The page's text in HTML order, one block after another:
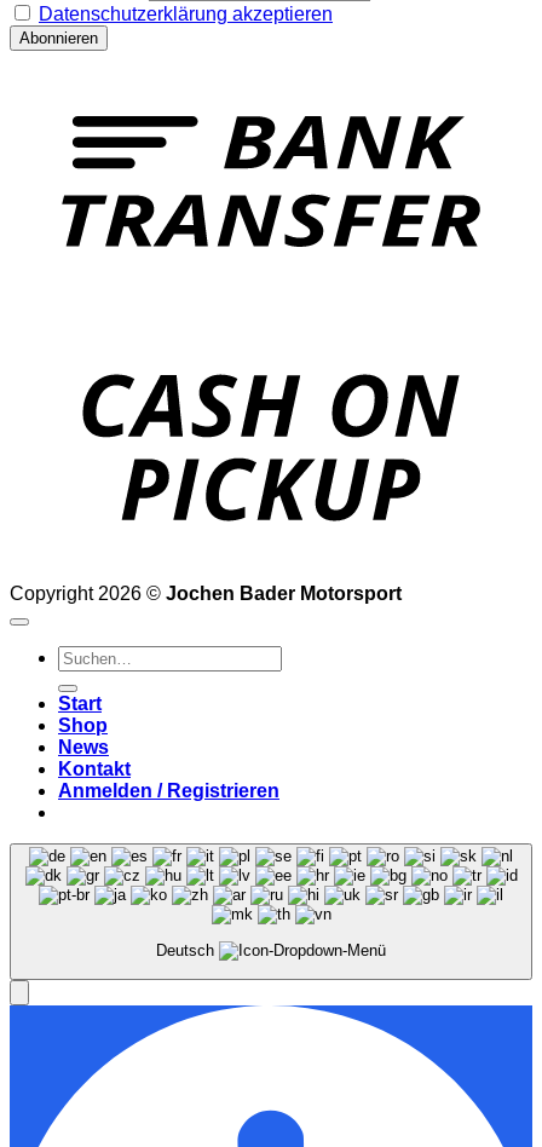
Datenschutzerklärung akzeptieren
Copyright 2026 © Jochen Bader Motorsport
Suchen
nach:
Start
Shop
News
Kontakt
Anmelden / Registrieren
Deutsch